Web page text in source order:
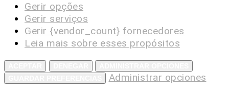
Gerir opções
Gerir serviços
Gerir {vendor_count} fornecedores
Leia mais sobre esses propósitos
Administrar opciones